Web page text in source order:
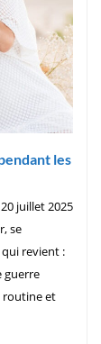
les
juillet 2025
se
revient :
guerre
routine et